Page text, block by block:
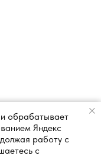
обрабатывает
Яндекс
работу с
с